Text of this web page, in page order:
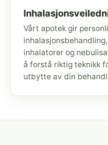
Vårt apotek gir
inhalatorer og
å forstå riktig teknikk
utbytte av din